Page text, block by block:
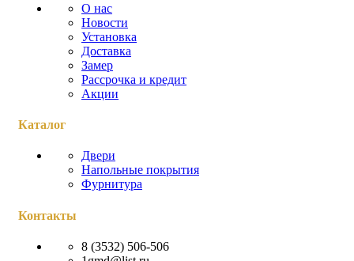
О нас
Новости
Установка
Доставка
Замер
Рассрочка и кредит
Акции
Каталог
Двери
Напольные покрытия
Фурнитура
Контакты
8 (3532) 506-506